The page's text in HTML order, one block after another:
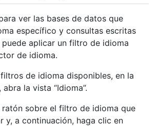
ver las bases de datos que
específico y consultas escritas
puede aplicar un filtro de idioma
de idioma.
de idioma disponibles, en la
la vista “Idioma”.
ratón sobre el filtro de idioma que
y, a continuación, haga clic en